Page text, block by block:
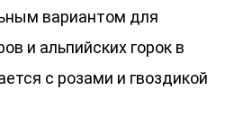
вариантом для
и альпийских горок в
с розами и гвоздикой